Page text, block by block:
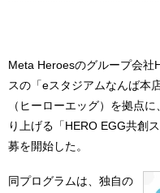
Meta Heroesのグループ会社
スの「eスタジアムなんば本
（ヒーローエッグ）を拠点
り上げる「HERO EGG共創
募を開始した。
同プログラムは、独自の